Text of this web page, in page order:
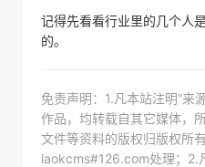
记得先看看行业里的几个人
的。
免责声明：1.凡本站注明“来
作品，均转载自其它媒体，
文件等资料的版权归版权所
laokcms#126.com处理；2.